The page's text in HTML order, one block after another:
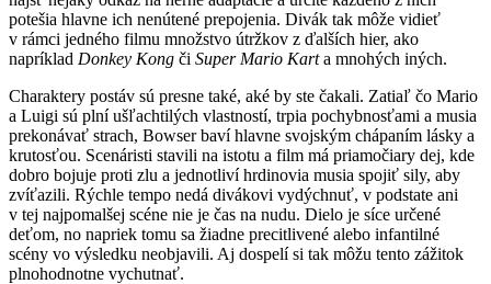
potešia hlavne ich nenútené prepojenia. Divák tak môže vidieť
v rámci jedného filmu množstvo útržkov z ďalších hier, ako
napríklad Donkey Kong či Super Mario Karta mnohých iných.
Charaktery postáv sú presne také, aké by ste čakali. Zatiaľ čo Mario
a Luigi sú plní ušľachtilých vlastností, trpia pochybnosťami a musia
prekonávať strach, Bowser baví hlavne svojským chápaním lásky a
krutosťou. Scenáristi stavili na istotu a film má priamočiary dej, kde
dobro bojuje proti zlu a jednotliví hrdinovia musia spojiť sily, aby
zvíťazili. Rýchle tempo nedá divákovi vydýchnuť, v podstate ani
v tej najpomalšej scéne nie je čas na nudu. Dielo je síce určené
deťom, no napriek tomu sa žiadne precitlivené alebo infantilné
scény vo výsledku neobjavili. Aj dospelí si tak môžu tento zážitok
plnohodnotne vychutnať.